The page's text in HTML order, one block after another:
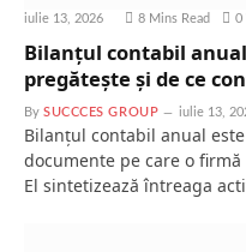
iulie 13, 2026 8 Mins Read 0
Bilanțul contabil
pregătește și de ce
By SUCCCES GROUP iulie 13,
Bilanțul contabil anual
documente pe care o
El sintetizează întreaga